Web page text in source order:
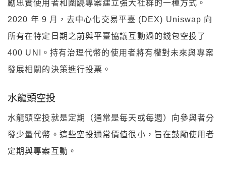
勵忠實使用者和圍繞專案建立強大社群的一種方式。
2020 年 9 月，去中心化交易平臺 (DEX) Uniswap 向
所有在特定日期之前與平臺協議互動過的錢包空投了
400 UNI。持有治理代幣的使用者將有權對未來與專案
發展相關的決策進行投票。
水龍頭空投
水龍頭空投就是定期（通常是每天或每週）向參與者分
發少量代幣。這些空投通常價值很小，旨在鼓勵使用者
定期與專案互動。